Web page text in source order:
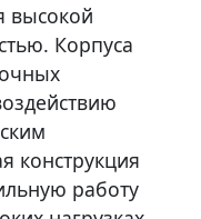
высокой
Корпуса
конструкция
работу